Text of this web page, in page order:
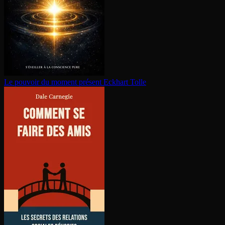
Le pouvoir du moment présent Eckhart Tolle